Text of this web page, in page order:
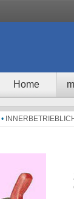
Home
•